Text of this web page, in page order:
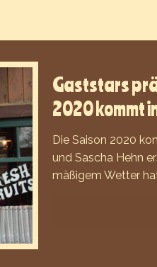
Gaststars
2020 kommt
Die Saison 2020
und Sascha Hehn
mäßigem Wetter